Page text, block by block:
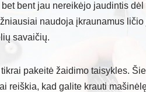
bent jau nereikėjo jaudintis
naudoja įkraunamus
savaičių.
pakeitė žaidimo taisykles.
reiškia, kad galite krauti